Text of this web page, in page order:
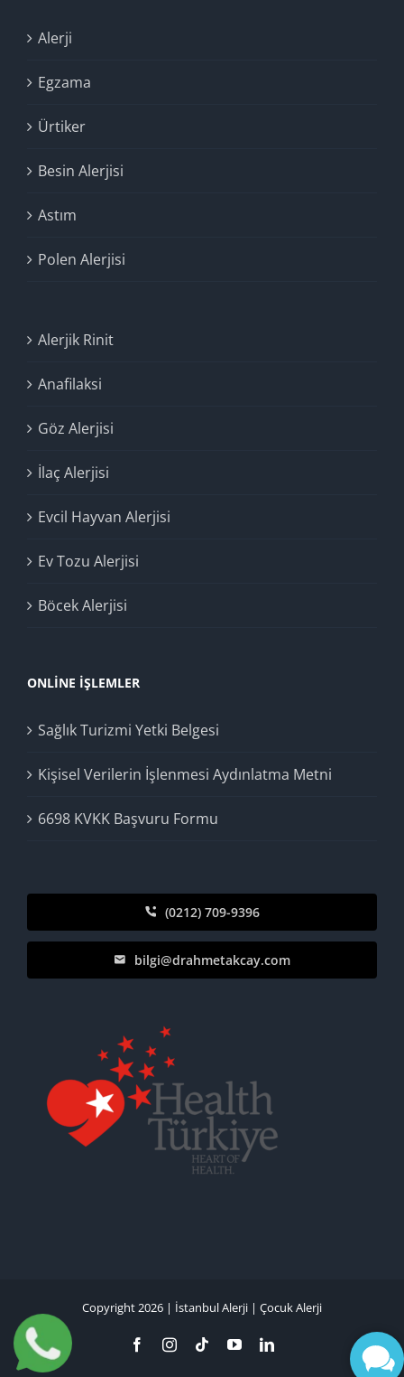
Alerji
Egzama
Ürtiker
Besin Alerjisi
Astım
Polen Alerjisi
Alerjik Rinit
Anafilaksi
Göz Alerjisi
İlaç Alerjisi
Evcil Hayvan Alerjisi
Ev Tozu Alerjisi
Böcek Alerjisi
ONLINE İŞLEMLER
Sağlık Turizmi Yetki Belgesi
Kişisel Verilerin İşlenmesi Aydınlatma Metni
6698 KVKK Başvuru Formu
(0212) 709-9396
bilgi@drahmetakcay.com
Copyright 2026 | İstanbul Alerji | Çocuk Alerji
FacebookInstagram
TiktokYouTubeLinkedIn